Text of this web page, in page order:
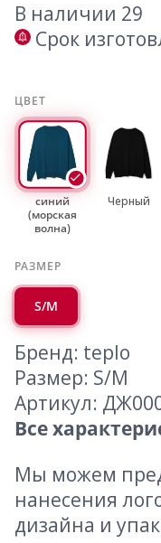
В наличии 29
Срок
ЦВЕТ
синий
(морская
волна)
Черный
РАЗМЕР
S/M
Бренд: teplo
Размер: S/M
Артикул:
Все
Мы можем
нанесения
дизайна и